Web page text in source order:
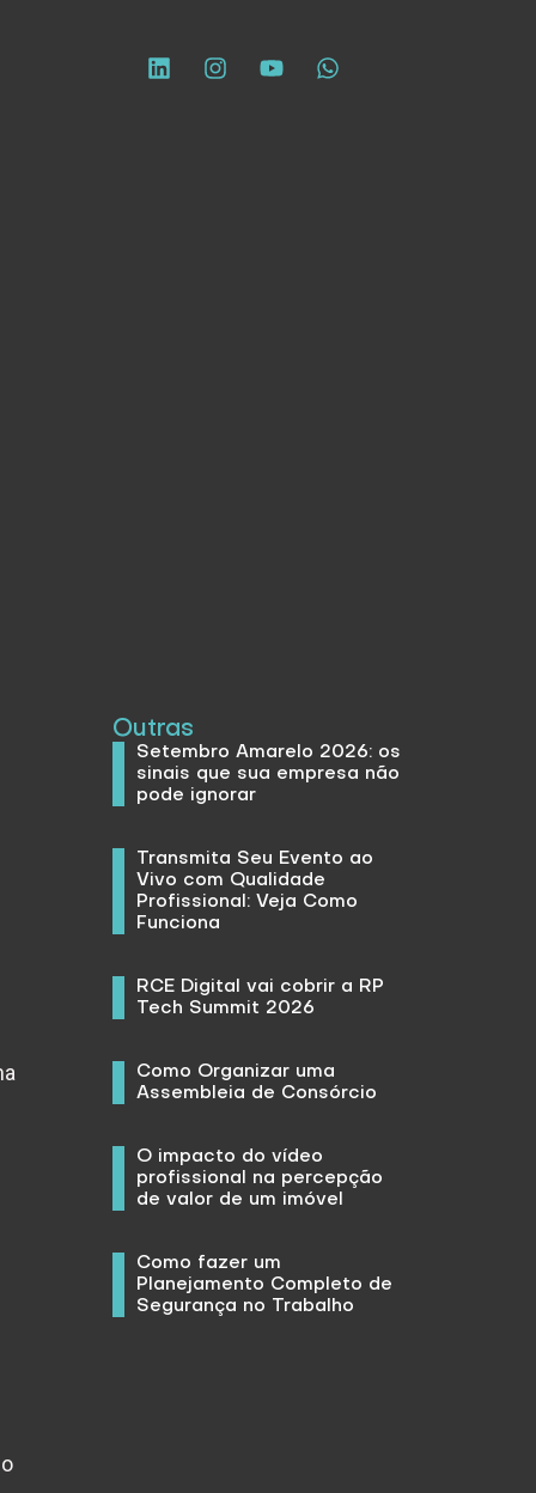
Outras
Setembro Amarelo 2026: os
sinais que sua empresa não
pode ignorar
Transmita Seu Evento ao
Vivo com Qualidade
Profissional: Veja Como
Funciona
RCE Digital vai cobrir a RP
Tech Summit 2026
Como Organizar uma
Assembleia de Consórcio
O impacto do vídeo
profissional na percepção
de valor de um imóvel
Como fazer um
Planejamento Completo de
Segurança no Trabalho